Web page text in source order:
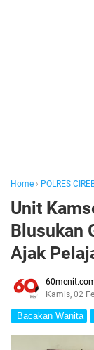
Home › POLRES
Unit
Blusukan
Ajak
Kamis, 02
Bacakan Wanita